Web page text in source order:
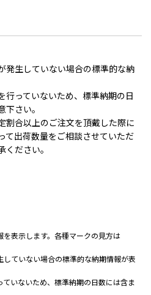
生していない場合の標準的な納
っていないため、標準納期の日
さい。
合以上のご注文を頂戴した際に
て出荷数量をご相談させていただ
ださい。
表示します。各種マークの見方は
ていない場合の標準的な納期情報が表
いないため、標準納期の日数には含ま